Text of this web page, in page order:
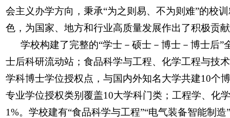
会主义办学方向，秉承“为之则易、不为则难”的校
色，为国家、地方和行业高质量发展作出了积极贡
学校构建了完整的“学士－硕士－博士－博士后”
士后科研流动站；食品科学与工程、化学工程与技
学科博士学位授权点，与国内外知名大学共建10个
专业学位授权类别覆盖10大学科门类；工程学、化
1%。学校建有“食品科学与工程”“电气装备智能制